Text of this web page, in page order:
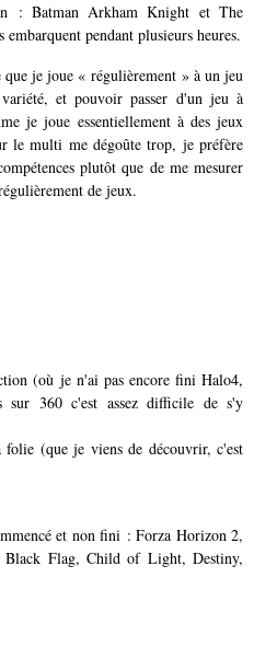
: Batman Arkham Knight et The
pendant plusieurs heures.
je joue « régulièrement » à un jeu
et pouvoir passer d'un jeu à
je joue essentiellement à des jeux
le multi me dégoûte trop, je préfère
plutôt que de me mesurer
de jeux.
(où je n'ai pas encore fini Halo4,
sur 360 c'est assez difficile de s'y
(que je viens de découvrir, c'est
et non fini : Forza Horizon 2,
Black Flag, Child of Light, Destiny,